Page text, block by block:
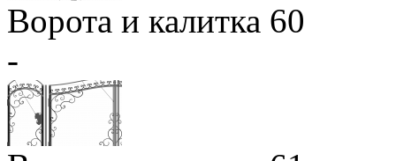
Ворота и калитка 60
-